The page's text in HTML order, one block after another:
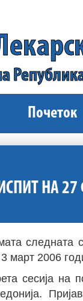
Почеток
НА
следната
март 2006
сесија на